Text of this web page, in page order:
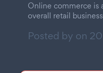
Online commerce is
overall retail
Posted by on